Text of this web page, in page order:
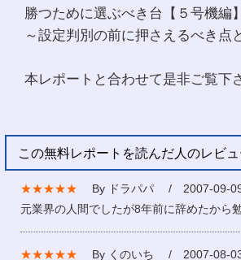
勝つために選ぶべき台【５号機編】
～設定判別の前に押さえるべき点
本レポートと合わせて是非ご覧下
この無料レポートを読んだ人のレビュ
★★★★★
By ドラパパ / 2007-09-
元業界の人間でしたが8年前に辞めたから
★★★★★ By くのいち / 2007-08-